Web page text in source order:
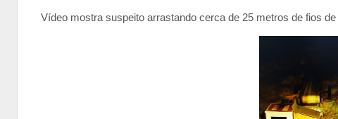
Vídeo mostra suspeito arrastando cerca de 25 metros de fios de